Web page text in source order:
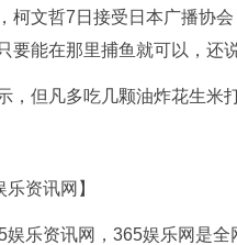
文哲7日接受日本广播协会
要能在那里捕鱼就可以，还
但凡多吃几颗油炸花生米打
乐资讯网】
娱乐资讯网，365娱乐网是